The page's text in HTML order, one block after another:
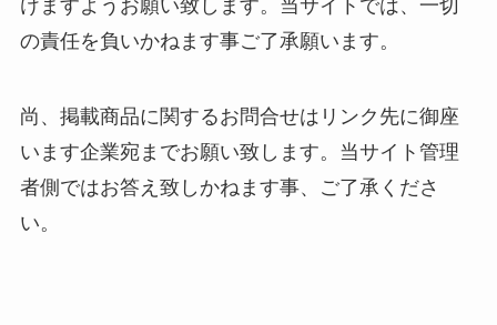
けますようお願い致します。当サイトでは、一切
の責任を負いかねます事ご了承願います。
尚、掲載商品に関するお問合せはリンク先に御座
います企業宛までお願い致します。当サイト管理
者側ではお答え致しかねます事、ご了承くださ
い。